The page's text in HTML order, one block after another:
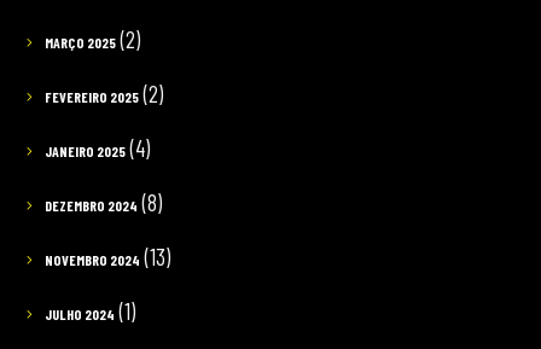
MARÇO 2025(2)
FEVEREIRO 2025(2)
JANEIRO 2025(4)
DEZEMBRO 2024 (8)
NOVEMBRO 2024 (13)
JULHO 2024 (1)